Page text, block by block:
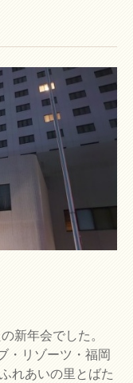
新年会でした。
・リゾーツ・福岡
れあいの里とばた